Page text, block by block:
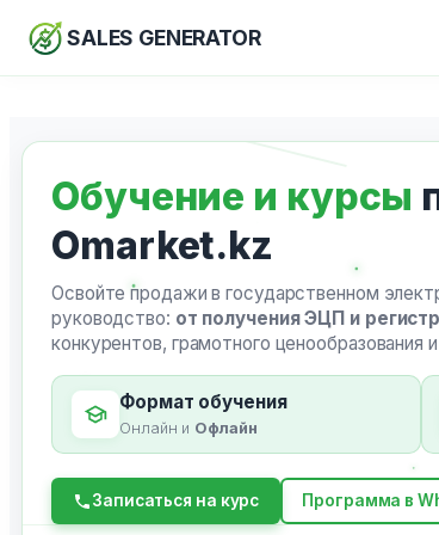
Перейти
к
SALES GENERATOR
Обучение и курсы
Omarket.kz
Освойте продажи в государственном
руководство: от получения ЭЦП и
конкурентов, грамотного
Формат обучения
Онлайн и Офлайн
Записаться на курс Программа в